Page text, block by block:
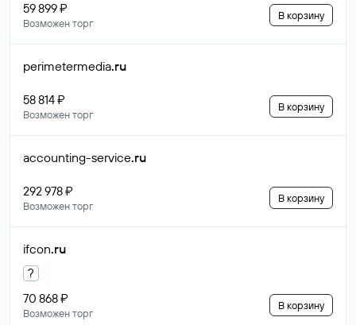
59 899 ₽
Возможен торг
В корзину
perimetermedia.ru
58 814 ₽
Возможен торг
В корзину
accounting-service.ru
292 978 ₽
Возможен торг
В корзину
ifcon.ru
?
70 868 ₽
Возможен торг
В корзину